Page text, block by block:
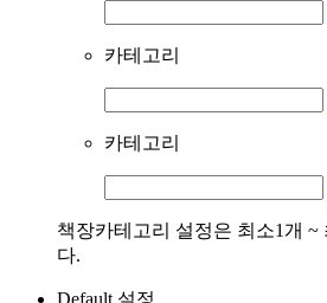
카테고리
카테고리
책장카테고리 설정은 최소1개 ~
다.